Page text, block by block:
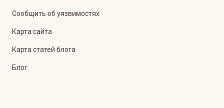
Сообщить об уязвимостях
Карта сайта
Карта статей блога
Блог